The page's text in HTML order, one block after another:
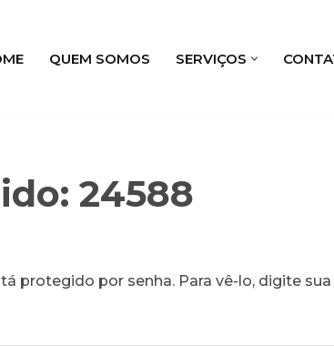
QUEM SOMOS SERVIÇOS
24588
protegido por senha. Para vê-lo, digite sua